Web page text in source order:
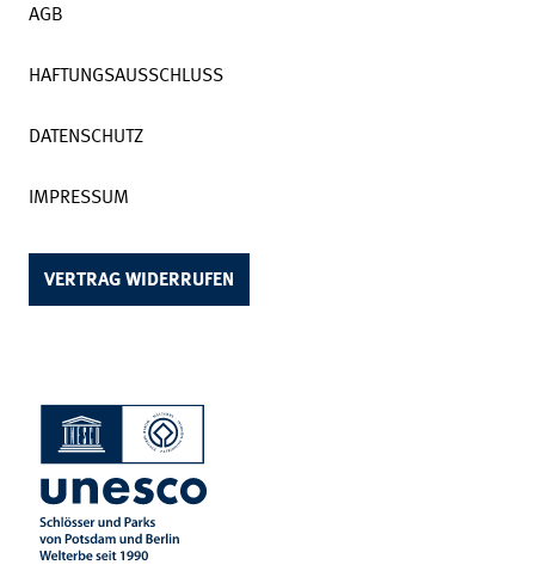
AGB
HAFTUNGSAUSSCHLUSS
DATENSCHUTZ
IMPRESSUM
VERTRAG WIDERRUFEN